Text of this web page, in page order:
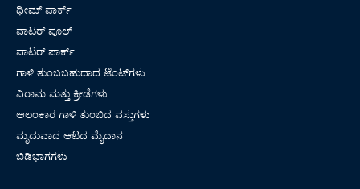
ಥೀಮ್ ಪಾರ್ಕ್
ವಾಟರ್ ಪೂಲ್
ವಾಟರ್ ಪಾರ್ಕ್
ಗಾಳಿ ತುಂಬಬಹುದಾದ ಟೆಂಟ್‌ಗಳು
ವಿರಾಮ ಮತ್ತು ಕ್ರೀಡೆಗಳು
ಅಲಂಕಾರ ಗಾಳಿ ತುಂಬಿದ ವಸ್ತುಗಳು
ಮೃದುವಾದ ಆಟದ ಮೈದಾನ
ಬಿಡಿಭಾಗಗಳು